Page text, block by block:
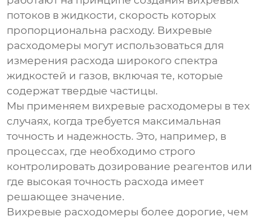
потоков в жидкости, скорость которых
пропорциональна расходу. Вихревые
расходомеры могут использоваться для
измерения расхода широкого спектра
жидкостей и газов, включая те, которые
содержат твердые частицы.
Мы применяем вихревые расходомеры в тех
случаях, когда требуется максимальная
точность и надежность. Это, например, в
процессах, где необходимо строго
контролировать дозирование реагентов или
где высокая точность расхода имеет
решающее значение.
Вихревые расходомеры более дорогие, чем